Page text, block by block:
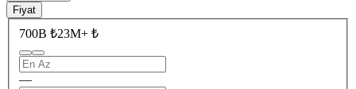
Fiyat
700B ₺23M+ ₺
—